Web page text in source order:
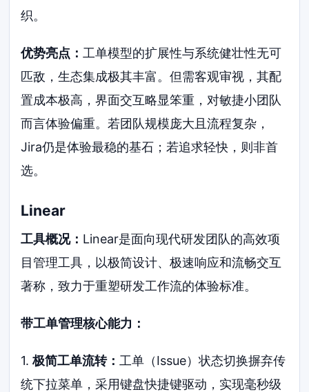
织。
优势亮点： 工单模型的扩展性与系统健壮性无可
匹敌，生态集成极其丰富。但需客观审视，其配
置成本极高，界面交互略显笨重，对敏捷小团队
而言体验偏重。若团队规模庞大且流程复杂，
Jira仍是体验最稳的基石；若追求轻快，则非首
选。
Linear
工具概况： Linear是面向现代研发团队的高效项
目管理工具，以极简设计、极速响应和流畅交互
著称，致力于重塑研发工作流的体验标准。
带工单管理核心能力：
1.极简工单流转： 工单（Issue）状态切换摒弃传
统下拉菜单，采用键盘快捷键驱动，实现毫秒级